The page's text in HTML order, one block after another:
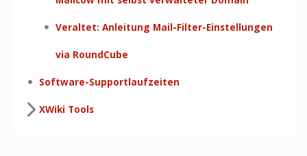
Veraltet: Anleitung Mail-Filter-Einstellungen
via RoundCube
Software-Supportlaufzeiten
XWiki Tools